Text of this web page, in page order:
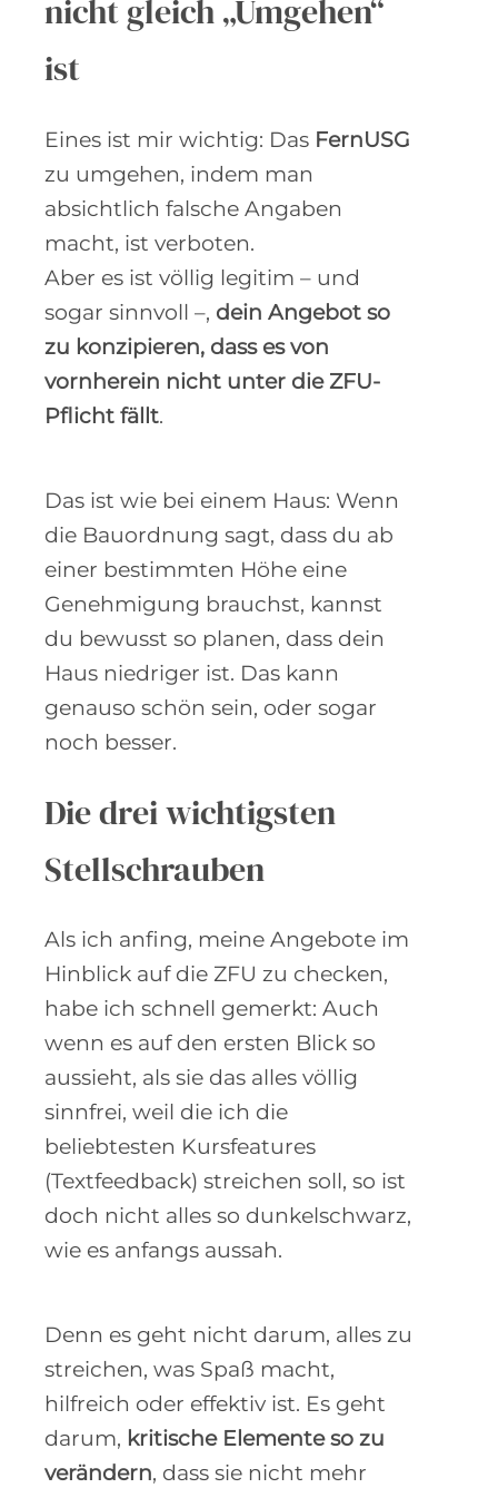
nicht gleich „Umgehen“
ist
Eines ist mir wichtig: Das FernUSG
zu umgehen, indem man
absichtlich falsche Angaben
macht, ist verboten.
Aber es ist völlig legitim – und
sogar sinnvoll –, dein Angebot so
zu konzipieren, dass es von
vornherein nicht unter die ZFU-
Pflicht fällt.
Das ist wie bei einem Haus: Wenn
die Bauordnung sagt, dass du ab
einer bestimmten Höhe eine
Genehmigung brauchst, kannst
du bewusst so planen, dass dein
Haus niedriger ist. Das kann
genauso schön sein, oder sogar
noch besser.
Die drei wichtigsten
Stellschrauben
Als ich anfing, meine Angebote im
Hinblick auf die ZFU zu checken,
habe ich schnell gemerkt: Auch
wenn es auf den ersten Blick so
aussieht, als sie das alles völlig
sinnfrei, weil die ich die
beliebtesten Kursfeatures
(Textfeedback) streichen soll, so ist
doch nicht alles so dunkelschwarz,
wie es anfangs aussah.
Denn es geht nicht darum, alles zu
streichen, was Spaß macht,
hilfreich oder effektiv ist. Es geht
darum, kritische Elemente so zu
verändern, dass sie nicht mehr